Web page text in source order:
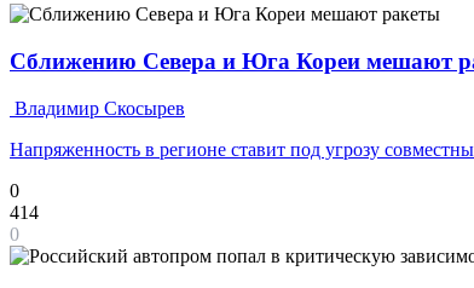
Сближению Севера и Юга Кореи мешают
Владимир Скосырев
Напряженность в регионе ставит под угрозу
0
414
0